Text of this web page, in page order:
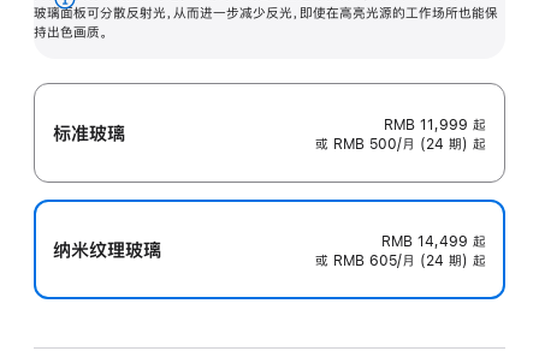
玻璃面板可分散反射光，从而进一步减少反光，即使在高亮光源的工作场所也能保
持出色画质。
展
开
标准玻璃 RMB 11,999 起
或 RMB 500/月 (24 期) 起
纳米纹理玻璃 RMB 14,499 起
或 RMB 605/月 (24 期) 起